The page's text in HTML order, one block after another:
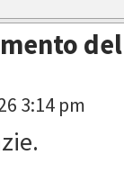
3:14 pm